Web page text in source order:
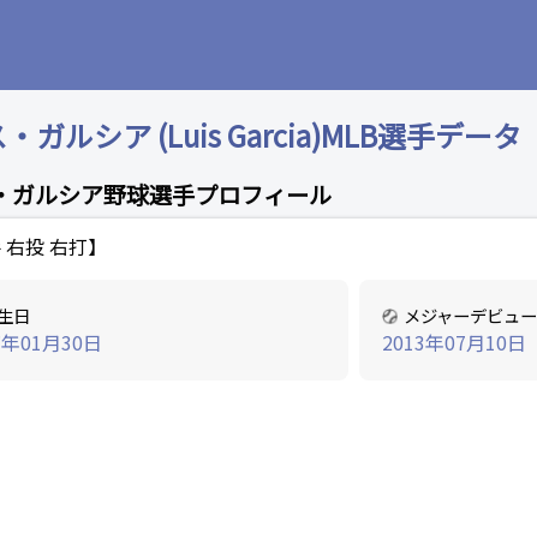
ガルシア (Luis Garcia)MLB選手データ
ガルシア野球選手プロフィール
右投 右打】
日
01月30日
メジャーデビュー
2013年07月10日